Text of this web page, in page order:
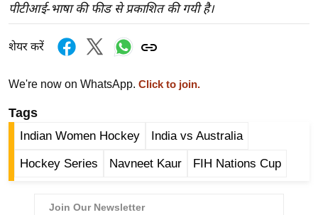
ग
इं
डि
सा
हि
त्य
ज
ग
पीटीआई-भाषा की फीड से प्रकाशित की गयी है।
शेयर करें
We're now on WhatsApp. Click to join.
Tags
Indian Women Hockey India vs Australia
Hockey Series Navneet Kaur FIH Nations Cup